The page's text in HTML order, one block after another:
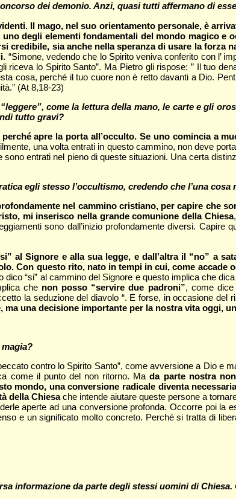
dei demonio. Anzi, quasi tutti affermano di
Il mago, nel suo orientamento personale, è
degli elementi fondamentali del mondo magico
credibile, sia anche nella speranza di usare la forza
. “Simone, vedendo che lo Spirito veniva conferito con l’
lo Spirito Santo”. Ma Pietro gli rispose: ” Il tuo
cosa, perché il tuo cuore non è retto davanti a Dio.
(At 8,18-23)
come la lettura della mano, le carte e gli
tutto gravi?
apre la porta all’occulto. Se uno comincia a
una volta entrati in questo cammino, non deve
entrati nel pieno di queste situazioni. Una certa
egli stesso l’occultismo, credendo che l’una cosa
nel cammino cristiano, per capire che
mi inserisco nella grande comunione della Chiesa
sono dall’inizio profondamente diversi. Capire
al Signore e alla sua legge, e dall’altra il “no” a
Con questo rito, nato in tempi in cui, come accade
dico “si” al cammino del Signore e questo implica che
che non posso “servire due padroni”, come
la seduzione del diavolo “. E forse, in occasione
ma una decisione importante per la nostra vita oggi,
contro lo Spirito Santo”, come avversione a Dio e
come il punto del non ritorno. Mada parte nostra
mondo, una conversione radicale diventa
della Chiesache intende aiutare queste persone a
aperte ad una conversione profonda. Occorre poi la
e un significato molto concreto. Perché si tratta di
informazione da parte degli stessi uomini di